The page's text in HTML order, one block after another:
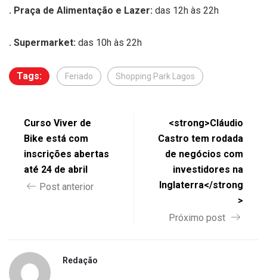
. Praça de Alimentação e Lazer: das 12h às 22h
. Supermarket: das 10h às 22h
Tags: Feriado Shopping Park Lagos
Curso Viver de
Bike está com
inscrições abertas
até 24 de abril
Post anterior
<strong>Cláudio
Castro tem rodada
de negócios com
investidores na
Inglaterra</strong
>
Próximo post
Redação